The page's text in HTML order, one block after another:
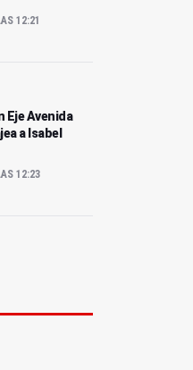
12:21
Eje Avenida
a Isabel
12:23